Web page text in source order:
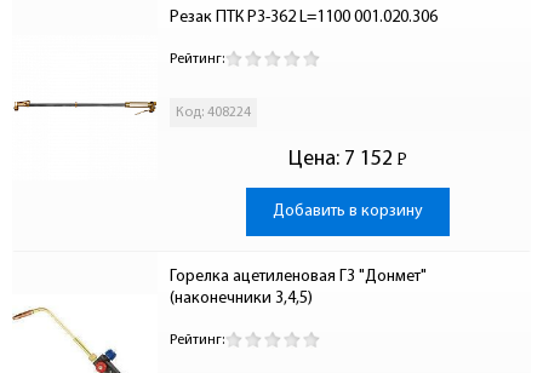
Резак ПТК Р3-362 L=1100 001.020.306
Рейтинг:
Код: 408224
Цена: 7 152 Р
-
Добавить в корзину
Горелка ацетиленовая Г3 "Донмет"
(наконечники 3,4,5)
Рейтинг: